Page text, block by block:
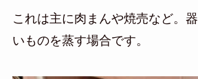
これは主に肉まんや焼売など。
いものを蒸す場合です。